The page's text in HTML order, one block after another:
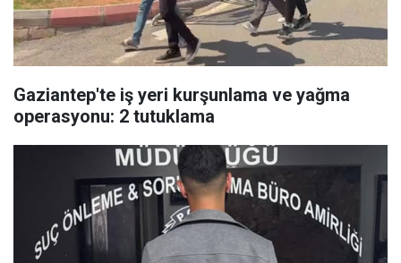
Gaziantep'te iş yeri kurşunlama ve yağma
operasyonu: 2 tutuklama